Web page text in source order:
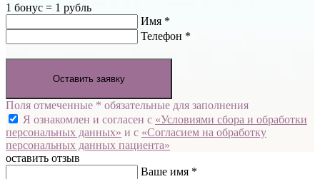
1 бонус = 1 рубль
Имя *
Телефон *
Оставить заявку
Поля отмеченные * обязательные для заполнения
Я ознакомлен и согласен с «Условиями сбора и обработки
персональных данных» и с «Согласием на обработку
персональных данных пациента»
оставить отзыв
Ваше имя *